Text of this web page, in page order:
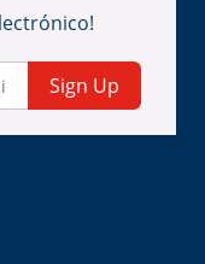
Sign Up